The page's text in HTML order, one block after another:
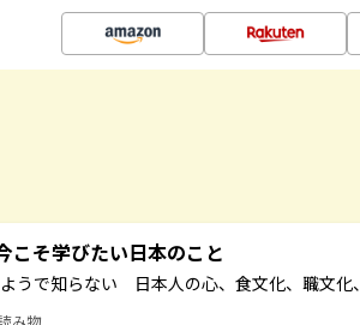
そ学びたい日本のこと
うで知らない 日本人の心、食文化、職文化
み物